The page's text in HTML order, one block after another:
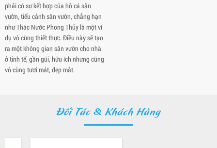
phải có sự kết hợp của hồ cá sân
vườn, tiểu cảnh sân vườn, chẳng hạn
như Thác Nước Phong Thủy là một ví
dụ vô cùng thiết thực. Điều này sẽ tạo
ra một không gian sân vườn cho nhà
ở tinh tế, gần gũi, hữu ích nhưng cũng
vô cùng tươi mát, đẹp mắt.
Đối Tác & Khách Hàng